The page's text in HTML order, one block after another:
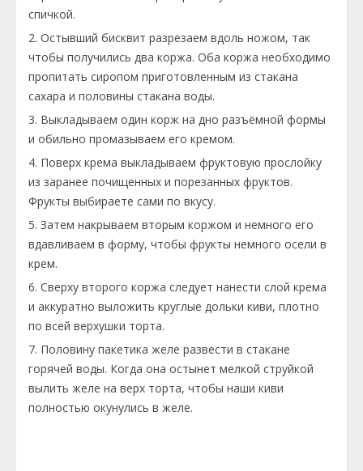
спичкой.
2. Остывший бисквит разрезаем вдоль ножом, так
чтобы получились два коржа. Оба коржа необходимо
пропитать сиропом приготовленным из стакана
сахара и половины стакана воды.
3. Выкладываем один корж на дно разъёмной формы
и обильно промазываем его кремом.
4. Поверх крема выкладываем фруктовую прослойку
из заранее почищенных и порезанных фруктов.
Фрукты выбираете сами по вкусу.
5. Затем накрываем вторым коржом и немного его
вдавливаем в форму, чтобы фрукты немного осели в
крем.
6. Сверху второго коржа следует нанести слой крема
и аккуратно выложить круглые дольки киви, плотно
по всей верхушки торта.
7. Половину пакетика желе развести в стакане
горячей воды. Когда она остынет мелкой струйкой
вылить желе на верх торта, чтобы наши киви
полностью окунулись в желе.